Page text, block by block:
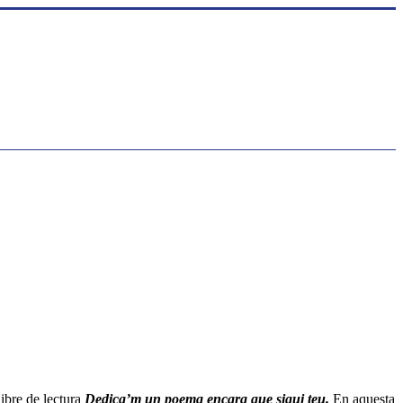
de lectura Dedica’m un poema encara que sigui teu. En aquesta